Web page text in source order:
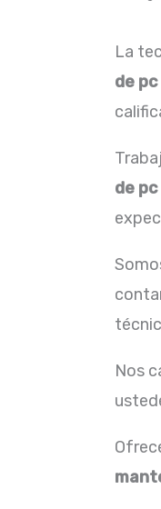
La
de
de
Nos